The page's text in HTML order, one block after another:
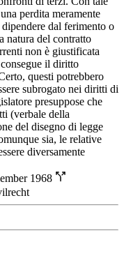
perdita meramente
dal ferimento o
natura del contratto
non è giustificata
il diritto
questi potrebbero
subrogato nei diritti di
presuppose che
(verbale della
del disegno di legge
sia, le relative
diversamente
1968